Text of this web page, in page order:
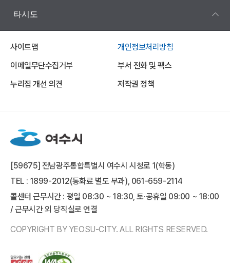
타시도
사이트맵
개인정보처리방침
이메일무단수집거부
부서 전화 및 팩스
누리집 개선 의견
저작권 정책
[59675] 전남광주통합특별시 여수시 시청로 1(학동)
TEL : 1899-2012(통화료 별도 부과), 061-659-2114
콜센터 근무시간 : 평일 08:30 ~ 18:30, 토·공휴일 09:00 ~ 18:00
/ 근무시간 외 당직실로 연결
COPYRIGHT BY YEOSU-CITY. ALL RIGHTS RESERVED.